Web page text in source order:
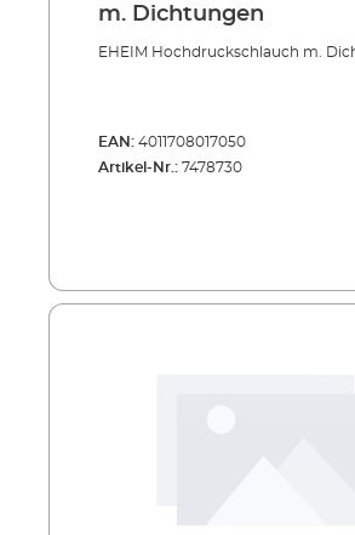
m. Dichtungen
EHEIM Hochdruckschlauch m.
EAN: 4011708017050
Artikel-Nr.: 7478730